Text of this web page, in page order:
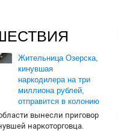
Жительница Озерска,
кинувшая
наркодилера на три
миллиона рублей,
отправится в колонию
вынесли приговор
наркоторговца.